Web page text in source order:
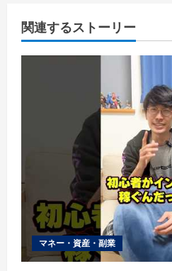
関連するストーリー
マネー・資産・副業